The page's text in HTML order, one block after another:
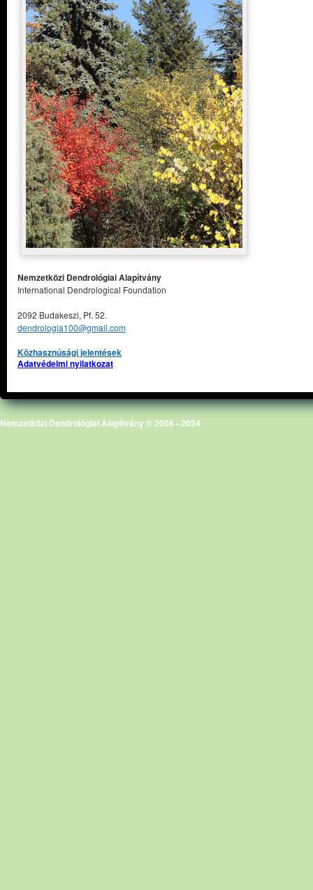
Nemzetközi Dendrológiai Alapítvány
International Dendrological Foundation
2092 Budakeszi, Pf. 52.
dendrologia100@gmail.com
Közhasznúsági jelentések
Adatvédelmi nyilatkozat
Nemzetközi Dendrológiai Alapítvány © 2006 - 2024